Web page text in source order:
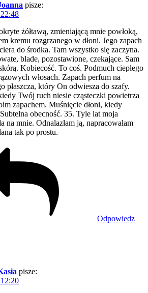
pisze:
żółtawą, zmieniającą mnie powłoką,
kremu rozgrzanego w dłoni. Jego zapach
do środka. Tam wszystko się zaczyna.
blade, pozostawione, czekające. Sam
Kobiecość. To coś. Podmuch ciepłego
włosach. Zapach perfum na
płaszcza, który On odwiesza do szafy.
Twój ruch niesie cząsteczki powietrza
zapachem. Muśnięcie dłoni, kiedy
obecność. 35. Tyle lat moja
na mnie. Odnalazłam ją, napracowałam
tak po prostu.
Odpowiedz
pisze: